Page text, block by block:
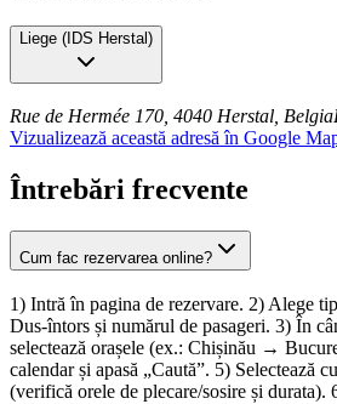
Liege (IDS Herstal)
Rue de Hermée 170, 4040 Herstal, Belgia
Vizualizează această adresă în Google
Întrebări frecvente
Cum fac rezervarea online?
1) Intră în pagina de rezervare. 2) Alege
Dus-întors și numărul de pasageri. 3) În
selectează orașele (ex.: Chișinău →
calendar și apasă „Caută”. 5) Selectează
(verifică orele de plecare/sosire și